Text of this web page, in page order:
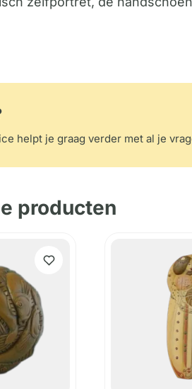
helpt je graag verder met al je
producten